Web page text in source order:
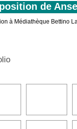
de
à Médiathèque Bettino